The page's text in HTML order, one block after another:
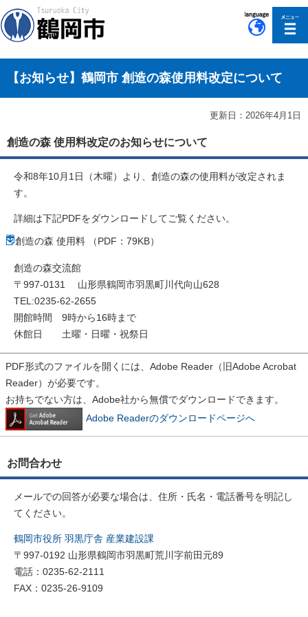
【お知らせ】鶴岡市 創造の森使用料改定について
更新日：2026年4月1日
創造の森 使用料改定のお知らせについて
令和8年10月1日（木曜）より、創造の森の使用料が改定されま
す。
詳細は下記PDFをダウンロードしてご覧ください。
創造の森 使用料 （PDF：79KB）
創造の森交流館
〒997-0131 山形県鶴岡市羽黒町川代向山628
TEL:0235-62-2655
開館時間 9時から16時まで
休館日 土曜・日曜・祝祭日
PDF形式のファイルを開くには、Adobe Reader（旧Adobe Acrobat
Reader）が必要です。
お持ちでない方は、Adobe社から無償でダウンロードできます。
Adobe Readerのダウンロードページへ
お問合わせ
メールでの回答が必要な場合は、住所・氏名・電話番号を明記し
てください。
鶴岡市役所 羽黒庁舎 産業建設課
〒997-0192 山形県鶴岡市羽黒町荒川字前田元89
電話：0235-62-2111
FAX：0235-26-9109